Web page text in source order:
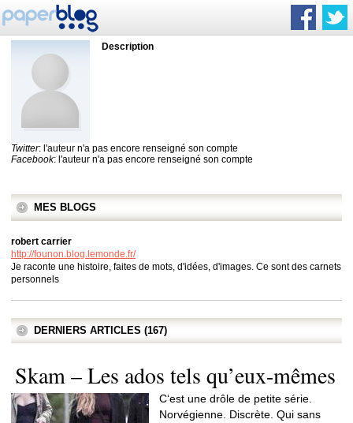
Description
Twitter: l'auteur n'a pas encore renseigné son compte
Facebook: l'auteur n'a pas encore renseigné son compte
MES BLOGS
robert carrier
http://founon.blog.lemonde.fr/
Je raconte une histoire, faites de mots, d'idées, d'images. Ce sont des carnets
personnels
DERNIERS ARTICLES (167)
Skam – Les ados tels qu’eux-mêmes
C‘est une drôle de petite série.
Norvégienne. Discrète. Qui sans